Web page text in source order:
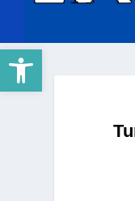
Ouvrir la barre d’outils